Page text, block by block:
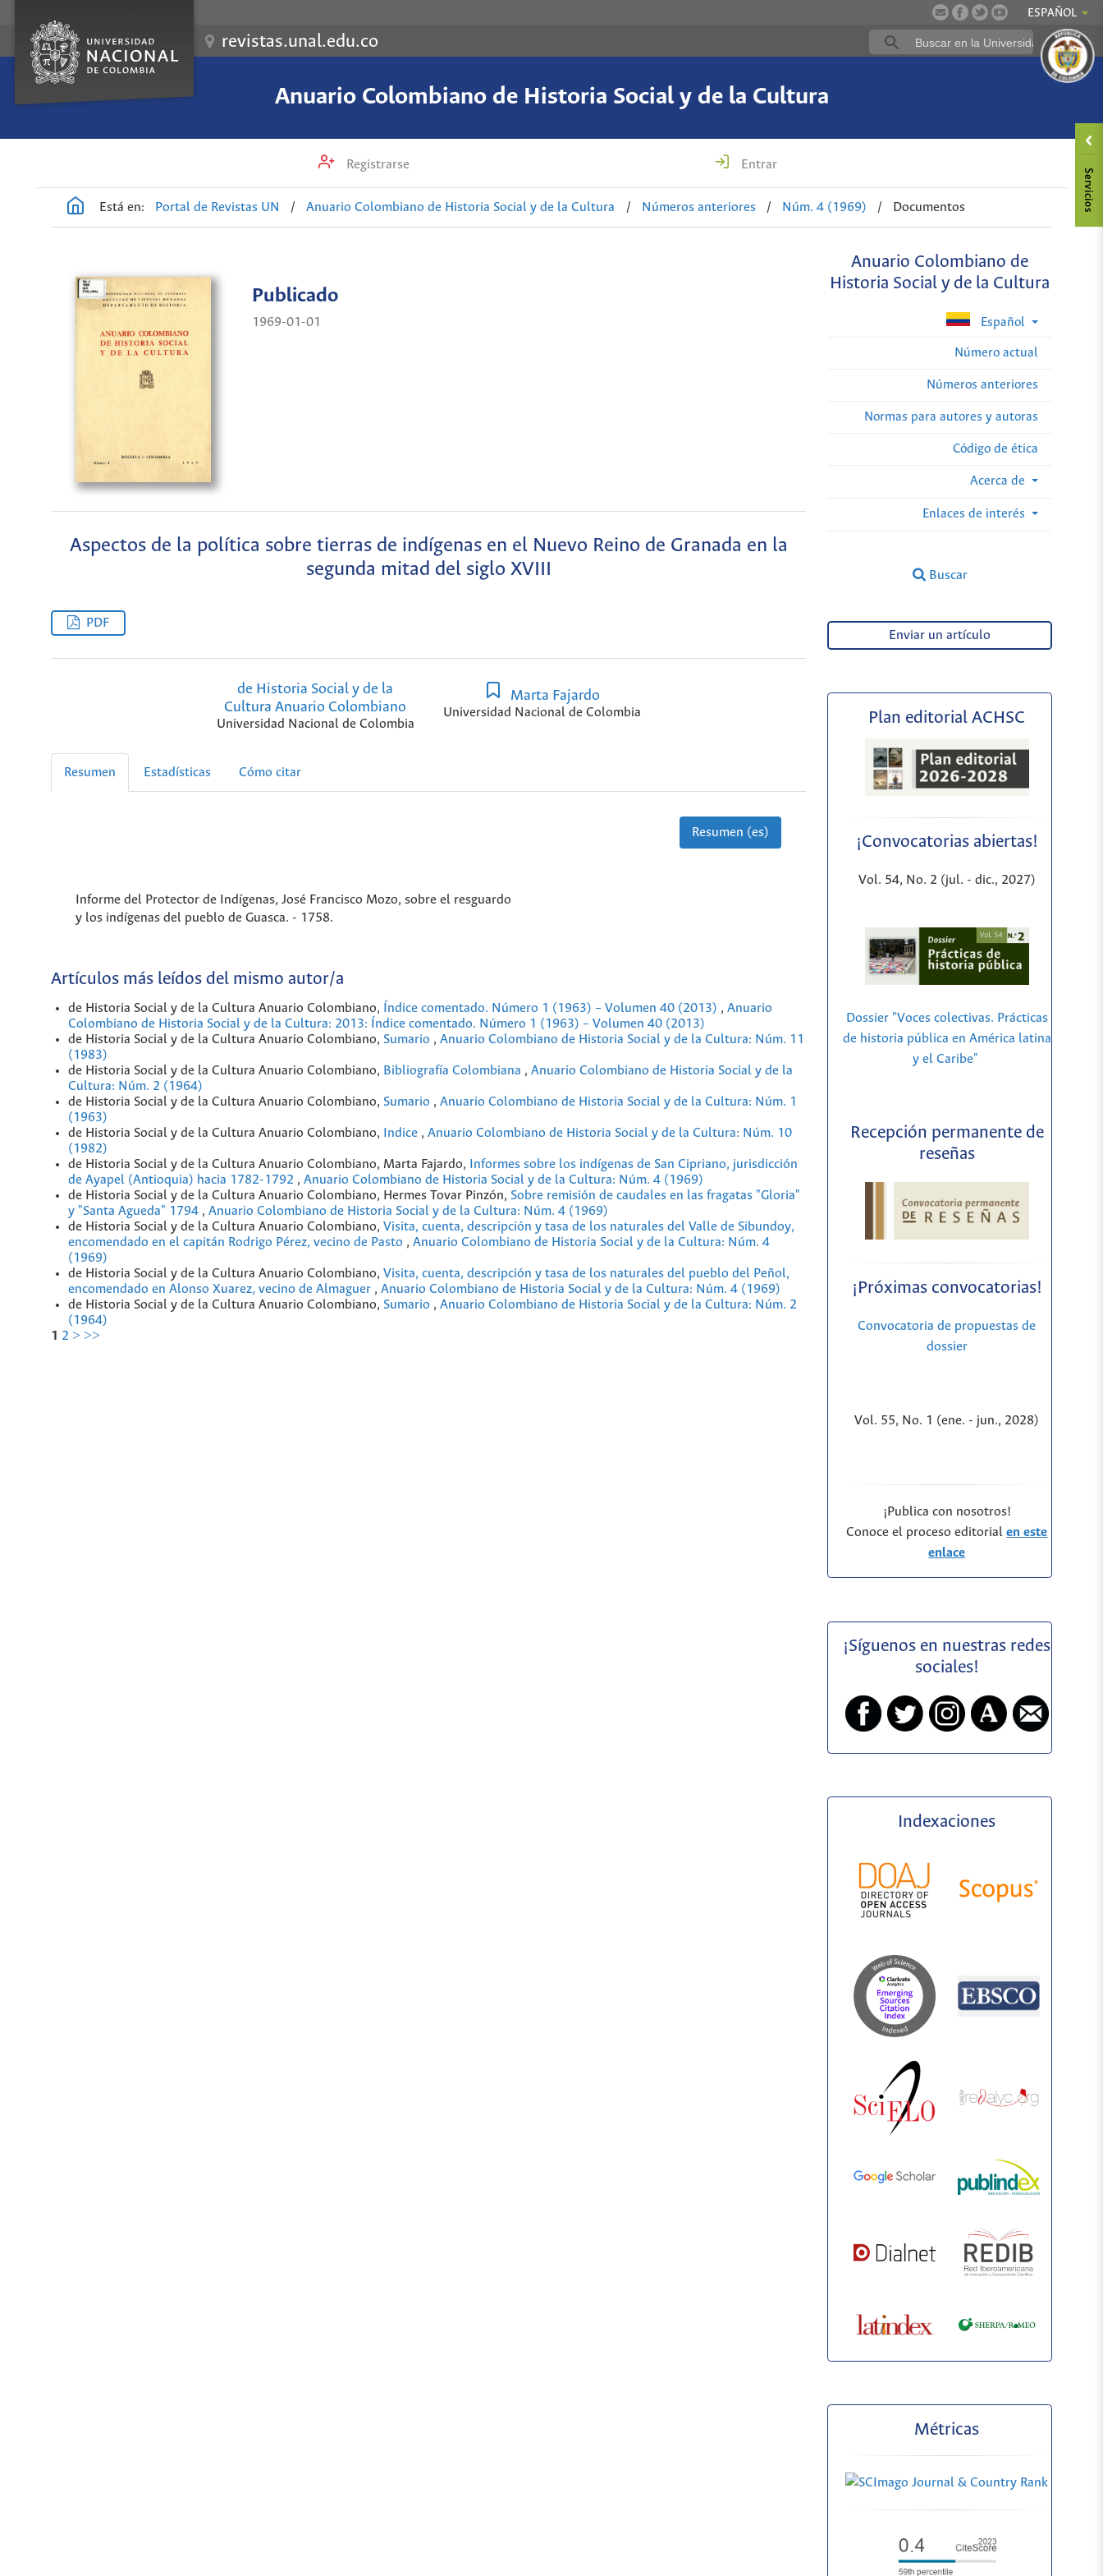
ESPAÑOL
revistas.unal.edu.co
Anuario Colombiano de Historia Social y de la Cultura
Registrarse Entrar
Está en: Portal de Revistas UN / Anuario Colombiano de Historia Social y de la Cultura / Números anteriores / Núm. 4 (1969) / Documentos
Anuario Colombiano de
Historia Social y de la Cultura
Español
Número actual
Números anteriores
Normas para autores y autoras
Código de ética
Acerca de
Enlaces de interés
Buscar
Publicado
1969-01-01
Aspectos de la política sobre tierras de indígenas en el Nuevo Reino de Granada en la
segunda mitad del siglo XVIII
PDF
de Historia Social y de la
Cultura Anuario Colombiano
Universidad Nacional de Colombia
Marta Fajardo
Universidad Nacional de Colombia
Resumen Estadísticas Cómo citar
Resumen (es)
Informe del Protector de Indígenas, José Francisco Mozo, sobre el resguardo
y los indígenas del pueblo de Guasca. - 1758.
Artículos más leídos del mismo autor/a
de Historia Social y de la Cultura Anuario Colombiano, Índice comentado. Número 1 (1963) – Volumen 40 (2013) , Anuario
Colombiano de Historia Social y de la Cultura: 2013: Índice comentado. Número 1 (1963) – Volumen 40 (2013)
de Historia Social y de la Cultura Anuario Colombiano, Sumario , Anuario Colombiano de Historia Social y de la Cultura: Núm. 11
(1983)
de Historia Social y de la Cultura Anuario Colombiano, Bibliografía Colombiana , Anuario Colombiano de Historia Social y de la
Cultura: Núm. 2 (1964)
de Historia Social y de la Cultura Anuario Colombiano, Sumario , Anuario Colombiano de Historia Social y de la Cultura: Núm. 1
(1963)
de Historia Social y de la Cultura Anuario Colombiano,
Indice , Anuario Colombiano de Historia Social y de la Cultura: Núm. 10
(1982)
de Historia Social y de la Cultura Anuario Colombiano, Marta Fajardo,
Informes sobre los indígenas de San Cipriano, jurisdicción
de Ayapel (Antioquia) hacia 1782-1792 , Anuario Colombiano de Historia Social y de la Cultura: Núm. 4 (1969)
de Historia Social y de la Cultura Anuario Colombiano, Hermes Tovar Pinzón, Sobre remisión de caudales en las fragatas "Gloria"
y "Santa Agueda" 1794 , Anuario Colombiano de Historia Social y de la Cultura: Núm. 4 (1969)
de Historia Social y de la Cultura Anuario Colombiano, Visita, cuenta, descripción y tasa de los naturales del Valle de Sibundoy,
encomendado en el capitán Rodrigo Pérez, vecino de Pasto , Anuario Colombiano de Historia Social y de la Cultura: Núm. 4
(1969)
de Historia Social y de la Cultura Anuario Colombiano, Visita, cuenta, descripción y tasa de los naturales del pueblo del Peñol,
encomendado en Alonso Xuarez, vecino de Almaguer , Anuario Colombiano de Historia Social y de la Cultura: Núm. 4 (1969)
de Historia Social y de la Cultura Anuario Colombiano, Sumario , Anuario Colombiano de Historia Social y de la Cultura: Núm. 2
(1964)
1 2 > >>
Enviar un artículo
Plan editorial ACHSC
¡Convocatorias abiertas!
Vol. 54, No. 2 (jul. - dic., 2027)
Dossier "Voces colectivas. Prácticas
de historia pública en América latina
y el Caribe"
Recepción permanente de
reseñas
¡Próximas convocatorias!
Convocatoria de propuestas de
dossier
Vol. 55, No. 1 (ene. - jun., 2028)
¡Publica con nosotros!
Conoce el proceso editorialen este
enlace
¡Síguenos en nuestras redes
sociales!
Indexaciones
Métricas